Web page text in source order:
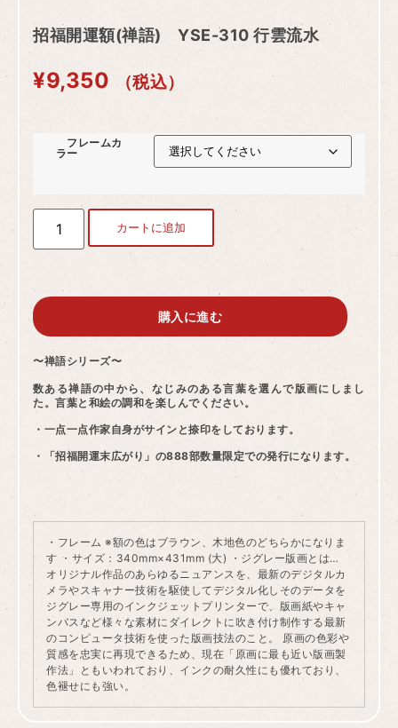
招福開運額(禅語) YSE-310 行雲流水
¥9,350 （税込）
フレームカ
ラー
カートに追加
購入に進む
〜禅語シリーズ〜
数ある禅語の中から、なじみのある言葉を選んで版画にしまし
た。言葉と和絵の調和を楽しんでください。
・一点一点作家自身がサインと捺印をしております。
・「招福開運末広がり」の888部数量限定での発行になります。
・フレーム ※額の色はブラウン、木地色のどちらかになりま
す ・サイズ：340mm×431mm (大) ・ジグレー版画とは…
オリジナル作品のあらゆるニュアンスを、最新のデジタルカ
メラやスキャナー技術を駆使してデジタル化しそのデータを
ジグレー専用のインクジェットプリンターで、版画紙やキャ
ンバスなど様々な素材にダイレクトに吹き付け制作する最新
のコンピュータ技術を使った版画技法のこと。 原画の色彩や
質感を忠実に再現できるため、現在「原画に最も近い版画製
作法」ともいわれており、インクの耐久性にも優れており、
色褪せにも強い。